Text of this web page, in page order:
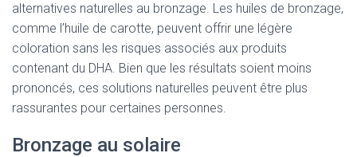
alternatives naturelles au bronzage. Les huiles de bronzage,
comme l’huile de carotte, peuvent offrir une légère
coloration sans les risques associés aux produits
contenant du DHA. Bien que les résultats soient moins
prononcés, ces solutions naturelles peuvent être plus
rassurantes pour certaines personnes.
Bronzage au solaire